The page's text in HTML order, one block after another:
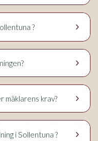
keyboard_arrow_right
?
keyboard_arrow_right
keyboard_arrow_right
mäklarens krav?
keyboard_arrow_right
i Sollentuna ?